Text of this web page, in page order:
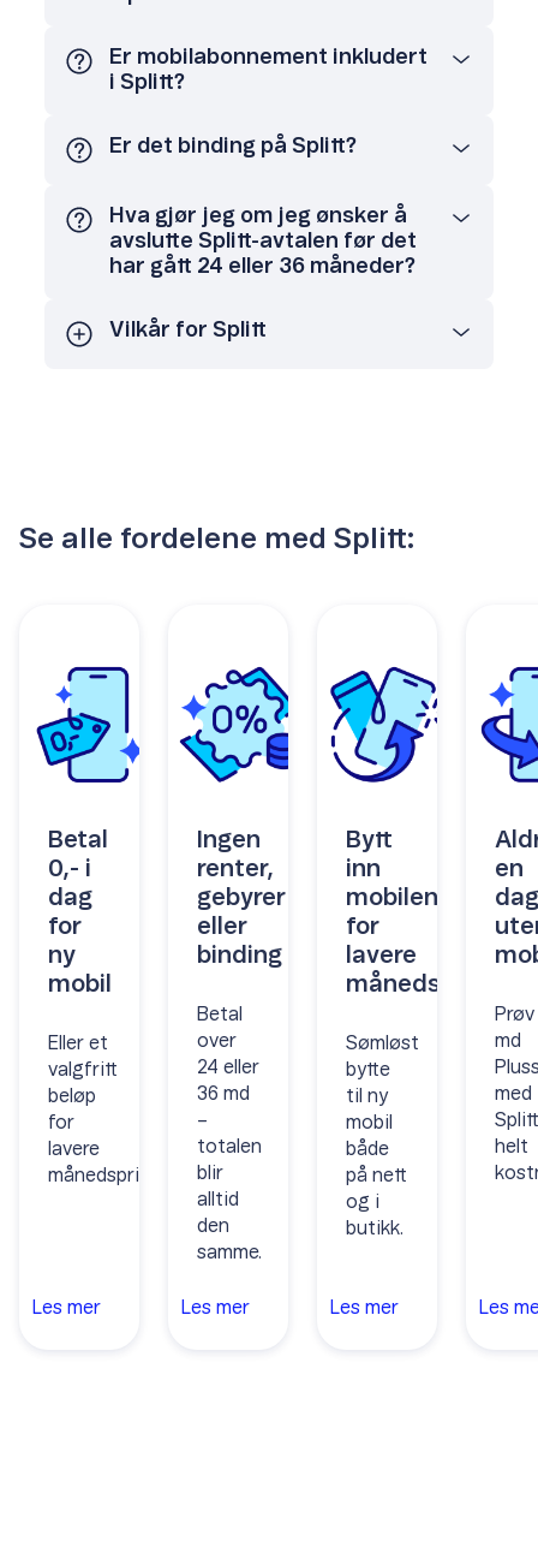
Er mobilabonnement inkludert
i Splitt?
Er det binding på Splitt?
Hva gjør jeg om jeg ønsker å
avslutte Splitt-avtalen før det
har gått 24 eller 36 måneder?
Vilkår for Splitt
Se alle fordelene med Splitt:
Betal
0,- i
dag
for
ny
mobil
Eller et
valgfritt
beløp
for
lavere
månedspris.
Les mer
Ingen
renter,
gebyrer
eller
binding
Betal
over
24 eller
36 md
–
totalen
blir
alltid
den
samme.
Les mer
Bytt
inn
mobilen
for
lavere
månedspris
Sømløst
bytte
til ny
mobil
både
på nett
og i
butikk.
Les mer
en
dag
Prøv
md
med
helt
Les